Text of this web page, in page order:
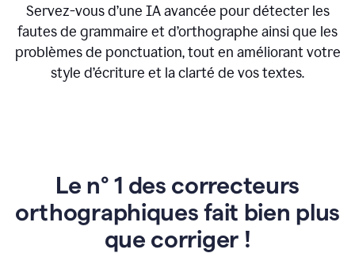
Servez-vous d’une IA avancée pour détecter les
fautes de grammaire et d’orthographe ainsi que les
problèmes de ponctuation, tout en améliorant votre
style d’écriture et la clarté de vos textes.
Le n° 1 des correcteurs
orthographiques fait bien plus
que corriger !